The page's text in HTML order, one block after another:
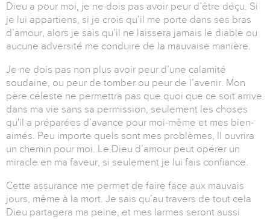
Dieu a pour moi, je ne dois pas avoir peur d’être déçu. Si
je lui appartiens, si je crois qu’il me porte dans ses bras
d’amour, alors je sais qu’il ne laissera jamais le diable ou
aucune adversité me conduire de la mauvaise manière.
Je ne dois pas non plus avoir peur d’une calamité
soudaine, ou peur de tomber ou peur de l’avenir. Mon
père céleste ne permettra pas que quoi que ce soit arrive
dans ma vie sans sa permission, seulement les choses
qu'il a préparées d’avance pour moi-même et mes bien-
aimés. Peu importe quels sont mes problèmes, Il ouvrira
un chemin pour moi. Le Dieu d’amour peut opérer un
miracle en ma faveur, si seulement je lui fais confiance.
Cette assurance me permet de faire face aux mauvais
jours, même à la mort. Je sais qu’au travers de tout cela
Dieu partagera ma peine, et mes larmes seront aussi